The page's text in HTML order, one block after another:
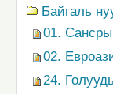
Байгаль
01.
02.
24.